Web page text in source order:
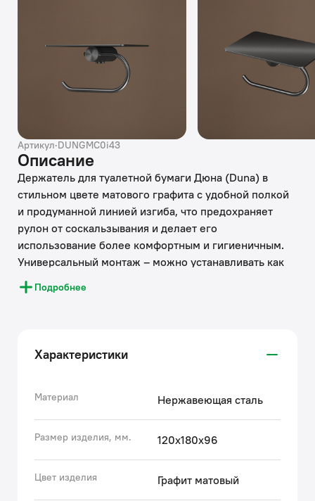
Артикул·DUNGMC0i43
Описание
Держатель для туалетной бумаги Дюна (Duna) в
стильном цвете матового графита с удобной полкой
и продуманной линией изгиба, что предохраняет
рулон от соскальзывания и делает его
использование более комфортным и гигиеничным.
Универсальный монтаж – можно устанавливать как
справа-налево, так и слева-направо. Цвет в точности
соответствует цвету смесителей Дюна (Duna) в тон.
актуальных трендов в дизайне аксессуаров для
ванной комнаты в безупречном исполнении:
фактуры.
• Трендовая фрезеровка идентична фрезеровке на
смесителях из одноимённой коллекции.
• Идеально скрытый корпусом монтажный элемент
придаёт аксессуару утончённый внешний вид. В
комплект входит полный набор для установки.
Подробнее
Характеристики
Материал Нержавеющая сталь
Размер изделия, мм. 120х180х96
Цвет изделия Графит матовый